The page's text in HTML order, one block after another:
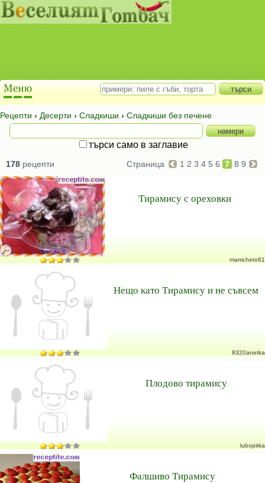
Рецепти › Десерти › Сладкиши › Сладкиши без печене
търси само в заглавие
178 рецепти Страница 1 2 3 4 5 6 7 8 9
Тирамису с ореховки
mamcheto61
Нещо като Тирамису и не съвсем
8320anetka
Плодово тирамису
lubopitka
Фалшиво Тирамису